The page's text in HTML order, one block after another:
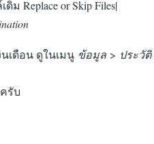
Replace or Skip Files|
นเดือน ดูในเมนู ข้อมูล > ประวัติ
รับ